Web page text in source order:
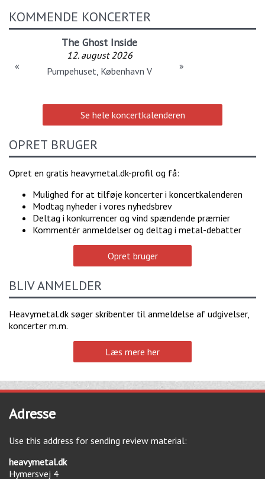
KOMMENDE KONCERTER
The Ghost Inside
12. august 2026
Pumpehuset, København V
« »
Se hele koncertkalenderen
OPRET BRUGER
Opret en gratis heavymetal.dk-profil og få:
Mulighed for at tilføje koncerter i koncertkalenderen
Modtag nyheder i vores nyhedsbrev
Deltag i konkurrencer og vind spændende præmier
Kommentér anmeldelser og deltag i metal-debatter
Opret bruger
BLIV ANMELDER
Heavymetal.dk søger skribenter til anmeldelse af udgivelser,
koncerter m.m.
Læs mere her
Adresse
Use this address for sending review material:
heavymetal.dk
Hymersvej 4